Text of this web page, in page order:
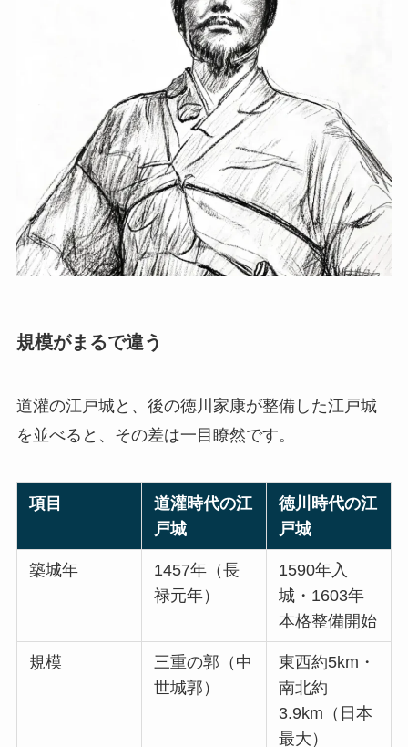
規模がまるで違う
道灌の江戸城と、後の徳川家康が整備した江戸城
を並べると、その差は一目瞭然です。
項目
道灌時代の江
戸城
徳川時代の江
戸城
築城年
1457年（長
禄元年）
1590年入
城・1603年
本格整備開始
規模
三重の郭（中
世城郭）
東西約5km・
南北約
3.9km（日本
最大）